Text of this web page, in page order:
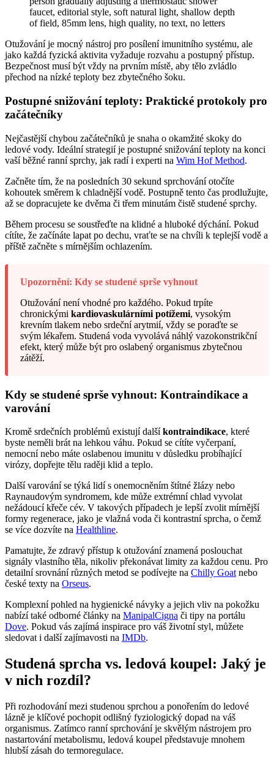
Otužování je mocný nástroj pro posílení imunitního systému, ale
jako každá fyzická aktivita vyžaduje rozvahu a postupný přístup.
Bezpečnost musí být vždy na prvním místě, aby tělo zvládlo
přechod na nízké teploty bez zbytečného šoku.
Postupné snižování teploty: Praktické protokoly pro
začátečníky
Nejčastější chybou začátečníků je snaha o okamžité skoky do
ledové vody. Ideální strategií je postupné snižování teploty na konci
vaší běžné ranní sprchy, jak radí i experti na Wim Hof Method.
Začněte tím, že na posledních 30 sekund sprchování otočíte
kohoutek směrem k chladnější vodě. Postupně tento čas prodlužujte,
až se dopracujete ke dvěma či třem minutám čistě studené sprchy.
Během procesu se soustřeďte na klidné a hluboké dýchání. Pokud
cítíte, že začínáte lapat po dechu, vraťte se na chvíli k teplejší vodě a
příště začněte s mírnějším ochlazením.
Upozornění: Kdy se studené sprše vyhnout
Otužování není vhodné pro každého. Pokud trpíte
chronickými kardiovaskulárními potížemi, vysokým
krevním tlakem nebo srdeční arytmií, vždy se poraďte se
svým lékařem. Studená voda vyvolává náhlý vazokonstrikční
efekt, který může být pro oslabený organismus zbytečnou
zátěží.
Kdy se studené sprše vyhnout: Kontraindikace a
varování
Kromě srdečních problémů existují dalšíkontraindikace, které
byste neměli brát na lehkou váhu. Pokud se cítíte vyčerpaní,
nemocní nebo máte oslabenou imunitu v důsledku probíhající
virózy, dopřejte tělu raději klid a teplo.
Další varování se týká lidí s onemocněním štítné žlázy nebo
Raynaudovým syndromem, kde může extrémní chlad vyvolat
nežádoucí křeče cév. V takových případech je lepší zvolit mírnější
formy regenerace, jako je vlažná voda či kontrastní sprcha, o čemž
se více dozvíte na Healthline.
Pamatujte, že zdravý přístup k otužování znamená poslouchat
signály vlastního těla, nikoliv překonávat limity za každou cenu. Pro
detailní srovnání různých metod se podívejte na Chilly Goat nebo
české texty na Orseus.
Komplexní pohled na hygienické návyky a jejich vliv na pokožku
nabízí také odborné články na ManipalCigna či tipy na portálu
Dove. Pokud vás zajímá inspirace pro váš životní styl, můžete
sledovat i další zajímavosti na IMDb.
Studená sprcha vs. ledová koupel: Jaký je
v nich rozdíl?
Při rozhodování mezi studenou sprchou a ponořením do ledové
lázně je klíčové pochopit odlišný fyziologický dopad na váš
organismus. Zatímco ranní sprchování je skvělým nástrojem pro
nastartování metabolismu, ledová koupel představuje mnohem
hlubší zásah do termoregulace.